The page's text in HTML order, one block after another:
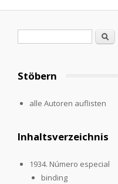
Search
Stöbern
alle Autoren auflisten
Inhaltsverzeichnis
1934. Número especial
binding